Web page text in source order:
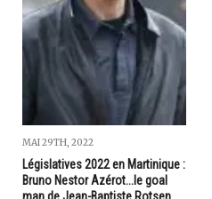
MAI 29TH, 2022
Législatives 2022 en Martinique :
Bruno Nestor Azérot...le goal
man de Jean-Baptiste Rotsen